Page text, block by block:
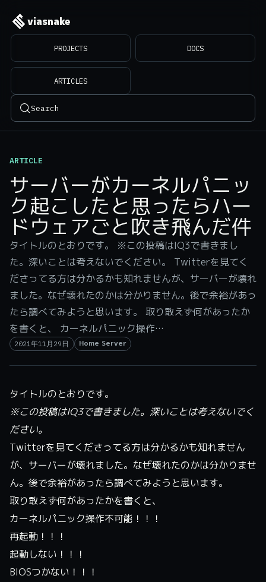
viasnake
PROJECTS DOCS
ARTICLES
Search
ARTICLE
サーバーがカーネルパニッ
ク起こしたと思ったらハー
ドウェアごと吹き飛んだ件
タイトルのとおりです。 ※この投稿はIQ3で書きまし
た。深いことは考えないでください。 Twitterを見てく
ださってる方は分かるかも知れませんが、サーバーが壊れ
ました。なぜ壊れたのかは分かりません。後で余裕があっ
たら調べてみようと思います。 取り敢えず何があったか
を書くと、 カーネルパニック操作…
2021年11月29日 Home Server
タイトルのとおりです。
※この投稿はIQ3で書きました。深いことは考えないでく
ださい。
Twitterを見てくださってる方は分かるかも知れません
が、サーバーが壊れました。なぜ壊れたのかは分かりませ
ん。後で余裕があったら調べてみようと思います。
取り敢えず何があったかを書くと、
カーネルパニック操作不可能！！！
再起動！！！
起動しない！！！
BIOSつかない！！！